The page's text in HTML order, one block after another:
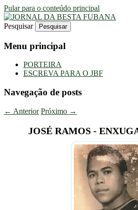
Pular para o conteúdo principal
JORNAL DA BESTA
Uma Gazeta Escrota
Pesquisar
Menu principal
PORTEIRA
ESCREVA PARA O JBF
Navegação de posts
← Anterior Próximo →
JOSÉ RAMOS -